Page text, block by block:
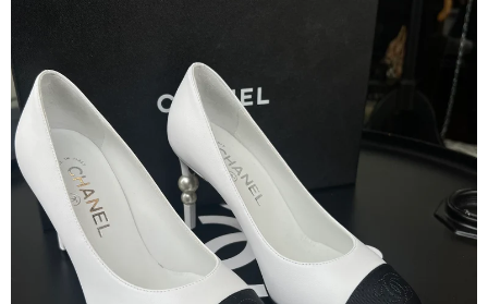
Dress'Vintage
Bracelet Hermes Tournis
€290.00
Dress'Vintage
Sandales Hermès Oran
€945.00